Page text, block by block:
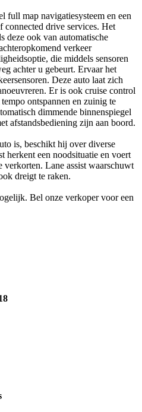
full map navigatiesysteem en een
connected drive services. Het
deze ook van automatische
verkeer
die middels sensoren
achter u gebeurt. Ervaar het
Deze auto laat zich
Er is ook cruise control
ontspannen en zuinig te
dimmende binnenspiegel
afstandsbediening zijn aan boord.
is, beschikt hij over diverse
herkent een noodsituatie en voert
verkorten. Lane assist waarschuwt
dreigt te raken.
Bel onze verkoper voor een